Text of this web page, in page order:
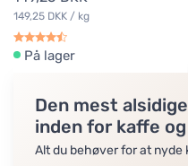
149,25 DKK / kg
På lager
Den mest
inden for kaffe
Alt du behøver for at nyde